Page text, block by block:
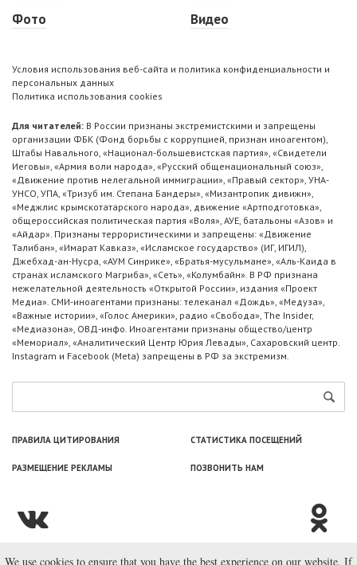
Фото
Видео
Условия использования веб-сайта и политика конфиденциальности и
персональных данных
Политика использования cookies
Для читателей: В России признаны экстремистскими и запрещены
организации ФБК (Фонд борьбы с коррупцией, признан иноагентом),
Штабы Навального, «Национал-большевистская партия», «Свидетели
Иеговы», «Армия воли народа», «Русский общенациональный союз»,
«Движение против нелегальной иммиграции», «Правый сектор», УНА-
УНСО, УПА, «Тризуб им. Степана Бандеры», «Мизантропик дивижн»,
«Меджлис крымскотатарского народа», движение «Артподготовка»,
общероссийская политическая партия «Воля», АУЕ, батальоны «Азов» и
«Айдар». Признаны террористическими и запрещены: «Движение
Талибан», «Имарат Кавказ», «Исламское государство» (ИГ, ИГИЛ),
Джебхад-ан-Нусра, «АУМ Синрике», «Братья-мусульмане», «Аль-Каида в
странах исламского Магриба», «Сеть», «Колумбайн». В РФ признана
нежелательной деятельность «Открытой России», издания «Проект
Медиа». СМИ-иноагентами признаны: телеканал «Дождь», «Медуза»,
«Важные истории», «Голос Америки», радио «Свобода», The Insider,
«Медиазона», ОВД-инфо. Иноагентами признаны общество/центр
«Мемориал», «Аналитический Центр Юрия Левады», Сахаровский центр.
Instagram и Facebook (Metа) запрещены в РФ за экстремизм.
ПРАВИЛА ЦИТИРОВАНИЯ СТАТИСТИКА ПОСЕЩЕНИЙ
РАЗМЕЩЕНИЕ РЕКЛАМЫ ПОЗВОНИТЬ НАМ
© ООО «Лаборатория Новоcтей», 2003—2026.
We use cookies to ensure that you have the best experience on our website. If